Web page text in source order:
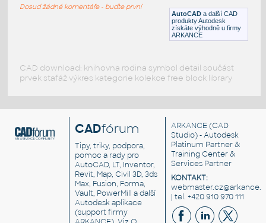
Spojovací součásti AutoCAD a další CAD
produkty Autodesk
získáte výhodně u firmy
ARKANCE
Dosud žádné komentáře - buďte první
CAD download: knihovna rodina symbol detail součást
prvek stafáž výkres kategorie kolekce free block library
CADfórum
Tipy, triky, podpora,
pomoc a rady pro
AutoCAD, LT, Inventor,
Revit, Map, Civil 3D, 3ds
Max, Fusion, Forma,
Vault, PowerMill a další
Autodesk aplikace
(support firmy
ARKANCE (CAD
Studio) - Autodesk
Platinum Partner &
Training Center &
Services Partner
KONTAKT:
| tel. +420 910 970 111